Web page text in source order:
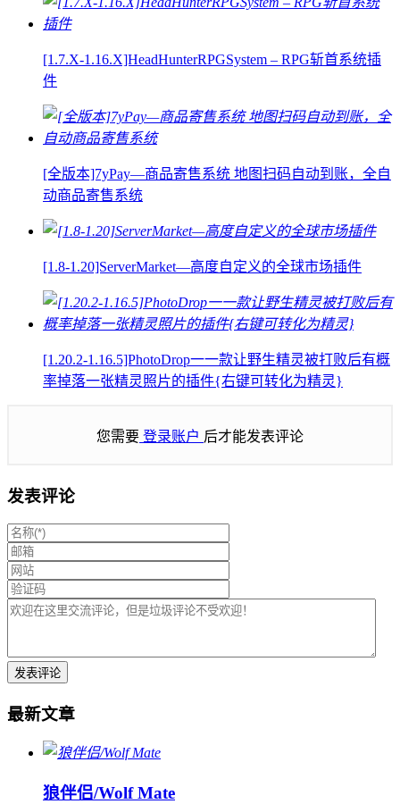
[1.7.X-1.16.X]HeadHunterRPGSystem – RPG斩首系统插
件
[全版本]7yPay—商品寄售系统 地图扫码自动到账，全自
动商品寄售系统
[1.8-1.20]ServerMarket—高度自定义的全球市场插件
[1.20.2-1.16.5]PhotoDrop一一款让野生精灵被打败后有概
率掉落一张精灵照片的插件{右键可转化为精灵}
您需要 登录账户 后才能发表评论
发表评论
最新文章
狼伴侣/Wolf Mate